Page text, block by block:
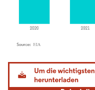
Bild © Mordor Intelligence.